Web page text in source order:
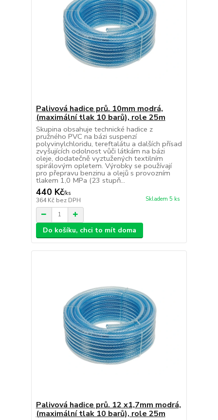
Palivová hadice prů. 10mm modrá,
(maximální tlak 10 barů), role 25m
Skupina obsahuje technické hadice z
pružného PVC na bázi suspenzí
polyvinylchloridu, tereftalátu a dalších přísad
zvyšujících odolnost vůči látkám na bázi
oleje, dodatečně vyztužených textilním
spirálovým opletem. Výrobky se používají
pro přepravu benzinu a olejů s provozním
tlakem 1,0 MPa (23 stupň...
440 Kč/ks
364 Kč bez DPH Skladem 5 ks
Do košíku, chci to mít doma
Palivová hadice prů. 12 x1,7mm modrá,
(maximální tlak 10 barů), role 25m